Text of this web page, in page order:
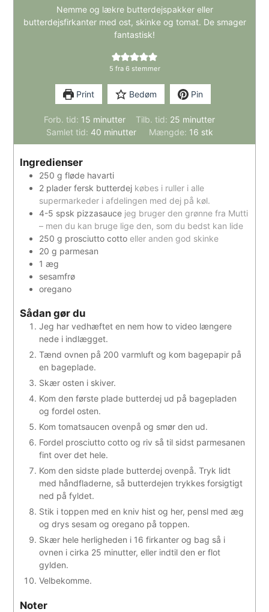
Nemme og lækre butterdejspakker eller
butterdejsfirkanter med ost, skinke og tomat. De smager
fantastisk!
5 fra 6 stemmer
Print Bedøm Pin
Forb. tid: 15 minutter
minutter Tilb. tid: 25 minutter
minutter
Samlet tid: 40minutter
minutter Mængde: 16 stk
Ingredienser
250 g fløde havarti
2 plader fersk butterdej købes i ruller i alle
supermarkeder i afdelingen med dej på køl.
4-5 spsk pizzasauce jeg bruger den grønne fra Mutti
– men du kan bruge lige den, som du bedst kan lide
250 g prosciutto cotto eller anden god skinke
20 g parmesan
1 æg
sesamfrø
oregano
Sådan gør du
Jeg har vedhæftet en nem how to video længere
nede i indlægget.
Tænd ovnen på 200 varmluft og kom bagepapir på
en bageplade.
Skær osten i skiver.
Kom den første plade butterdej ud på bagepladen
og fordel osten.
Kom tomatsaucen ovenpå og smør den ud.
Fordel prosciutto cotto og riv så til sidst parmesanen
fint over det hele.
Kom den sidste plade butterdej ovenpå. Tryk lidt
med håndfladerne, så butterdejen trykkes forsigtigt
ned på fyldet.
Stik i toppen med en kniv hist og her, pensl med æg
og drys sesam og oregano på toppen.
Skær hele herligheden i 16 firkanter og bag så i
ovnen i cirka 25 minutter, eller indtil den er flot
gylden.
Velbekomme.
Noter